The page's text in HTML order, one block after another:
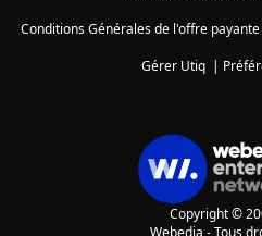
Conditions Générales de l'offre
Gérer Utiq |
Copyright ©